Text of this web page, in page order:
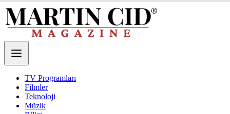
TV Programları
Filmler
Teknoloji
Müzik